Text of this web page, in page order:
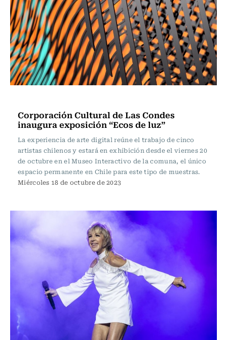
Corporación Cultural de Las Condes
inaugura exposición “Ecos de luz”
La experiencia de arte digital reúne el trabajo de cinco
artistas chilenos y estará en exhibición desde el viernes 20
de octubre en el Museo Interactivo de la comuna, el único
espacio permanente en Chile para este tipo de muestras.
Miércoles 18 de octubre de 2023